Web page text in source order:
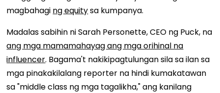
magbahagi ng equitysa kumpanya.
Madalas sabihin ni Sarah Personette, CEO ng Puck, na
ang mga mamamahayag ang mga orihinal na
influencer. Bagama't nakikipagtulungan sila sa ilan sa
mga pinakakilalang reporter na hindi kumakatawan
sa "middle class ng mga tagalikha," ang kanilang